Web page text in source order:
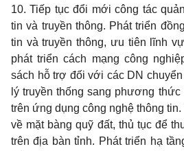
10. Tiếp tục đổi mới công tác
tin và truyền thông. Phát triển
tin và truyền thông, ưu tiên lĩnh
phát triển cách mạng công
sách hỗ trợ đối với các DN
lý truyền thống sang phương
trên ứng dụng công nghệ thông
về mặt bàng quỹ đất, thủ tục để
trên địa bàn tỉnh. Phát triển hạ